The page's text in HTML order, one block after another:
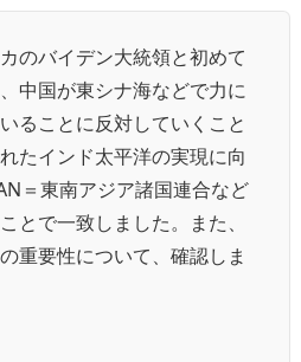
のバイデン大統領と初めて
中国が東シナ海などで力に
ることに反対していくこと
たインド太平洋の実現に向
＝東南アジア諸国連合など
とで一致しました。また、
重要性について、確認しま